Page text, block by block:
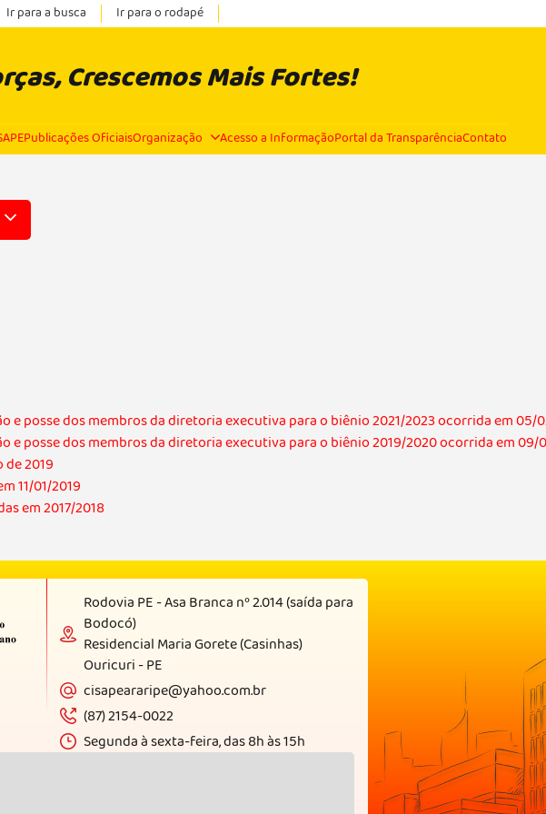
Ir para a busca Ir para o rodapé
Crescemos Mais Fortes!
Publicações OficiaisOrganização Acesso a InformaçãoPortal da TransparênciaContato
e posse dos membros da diretoria executiva para o biênio 2021/2023 ocorrida em 05/
e posse dos membros da diretoria executiva para o biênio 2019/2020 ocorrida em 09/
de 2019
11/01/2019
em 2017/2018
Rodovia PE - Asa Branca nº 2.014 (saída para
Bodocó)
Residencial Maria Gorete (Casinhas)
Ouricuri - PE
cisapeararipe@yahoo.com.br
(87) 2154-0022
Segunda à sexta-feira, das 8h às 15h